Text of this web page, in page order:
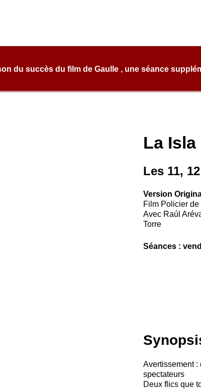
du succès du film de Gaulle , une séance
La
Les 11,
Version
Film Policier
Avec Raúl
Torre
Séances :
Avertissement :
spectateurs
Deux flics que